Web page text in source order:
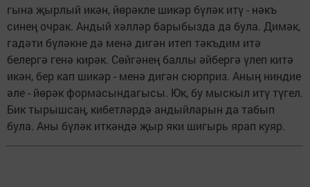
гына җырлый икән, йөрәкле шикәр бүләк итү - нәкъ
синең очрак. Андый хәлләр барыбызда да була. Димәк,
гадәти бүләкне дә менә дигән итеп тәкъдим итә
белергә генә кирәк. Сөйгәнең баллы әйбергә үлеп китә
икән, бер кап шикәр - менә дигән сюрприз. Аның ниндие
әле - йөрәк формасындагысы. Юк, бу мыскыл итү түгел.
Бик тырышсаң, кибетләрдә андыйларын да табып
була. Аны бүләк иткәндә җыр яки шигырь ярап куяр.